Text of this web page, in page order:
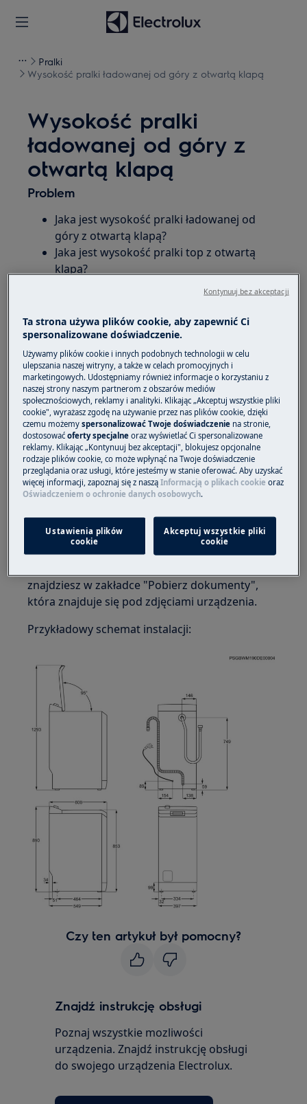
Pralki
Wysokość pralki ładowanej od góry z otwartą klapą
Wysokość pralki
ładowanej od góry z
otwartą klapą
Problem
Jaka jest wysokość pralki ładowanej od
góry z otwartą klapą?
Jaka jest wysokość pralki top z otwartą
klapą?
Jaka jest maksymalna wysokość pralki
Dotyczy
Pralki ładowane od góry
Rozwiązanie
Wysokość konkretnego modelu pralki
ładowanej od góry wskazana jest na
schemacie instalacji dostępnym w karcie
urządzenia na naszej stronie. Informacje na
temat urządzenia znajdziesz również w
W celu odnalezienia schematu wyszukaj
interesujące Cię urządzenie i otwórz jego
znajdziesz w zakładce "Pobierz dokumenty",
która znajduje się pod zdjęciami urządzenia.
Przykładowy schemat instalacji:
Czy ten artykuł był pomocny?
Znajdź instrukcję obsługi
Poznaj wszystkie mozliwości
urządzenia. Znajdź instrukcję obsługi
do swojego urządzenia Electrolux.
Ta strona używa plików cookie, aby zapewnić Ci
spersonalizowane doświadczenie.
Używamy plików cookie i innych podobnych technologii w celu
ulepszania naszej witryny, a także w celach promocyjnych i
marketingowych. Udostępniamy również informacje o korzystaniu z
naszej strony naszym partnerom z obszarów mediów
społecznościowych, reklamy i analityki. Klikając „Akceptuj wszystkie pliki
cookie", wyrażasz zgodę na używanie przez nas plików cookie, dzięki
czemu możemyspersonalizować Twoje doświadczenie na stronie,
dostosowaćoferty specjalne oraz wyświetlać Ci spersonalizowane
reklamy. Klikając „Kontynuuj bez akceptacji", blokujesz opcjonalne
rodzaje plików cookie, co może wpłynąć na Twoje doświadczenie
przeglądania oraz usługi, które jesteśmy w stanie oferować. Aby uzyskać
więcej informacji, zapoznaj się z nasząInformacją o plikach cookie oraz
Oświadczeniem o ochronie danych osobowych.
Ustawienia plików
cookie
Akceptuj wszystkie pliki
cookie
Kontynuuj bez akceptacji